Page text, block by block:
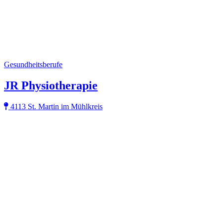
Gesundheitsberufe
JR Physiotherapie
4113 St. Martin im Mühlkreis